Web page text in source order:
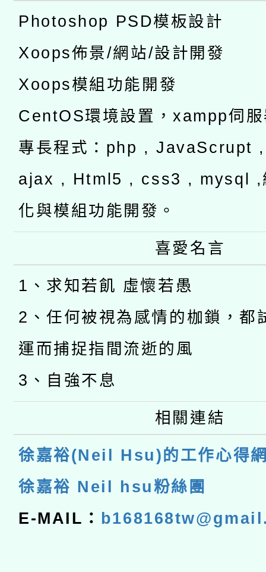
Photoshop PSD模板設計
Xoops佈景/網站/設計開發
Xoops模組功能開發
CentOS環境設置，xampp伺
專長程式：php , JavaScrupt
ajax , Html5 , css3 , mysql ,
化與模組功能開發。
喜愛名言
1、求知若飢 虛懷若愚
2、任何被視為感情的枷鎖，都
運而捕捉指間流逝的風
3、自強不息
相關連結
徐嘉裕(Neil Hsu)的工作心得
徐嘉裕 Neil hsu粉絲團
E-MAIL：